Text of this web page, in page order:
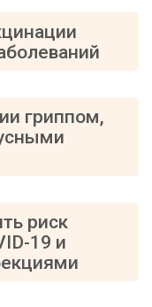
гриппом,
риск
19 и